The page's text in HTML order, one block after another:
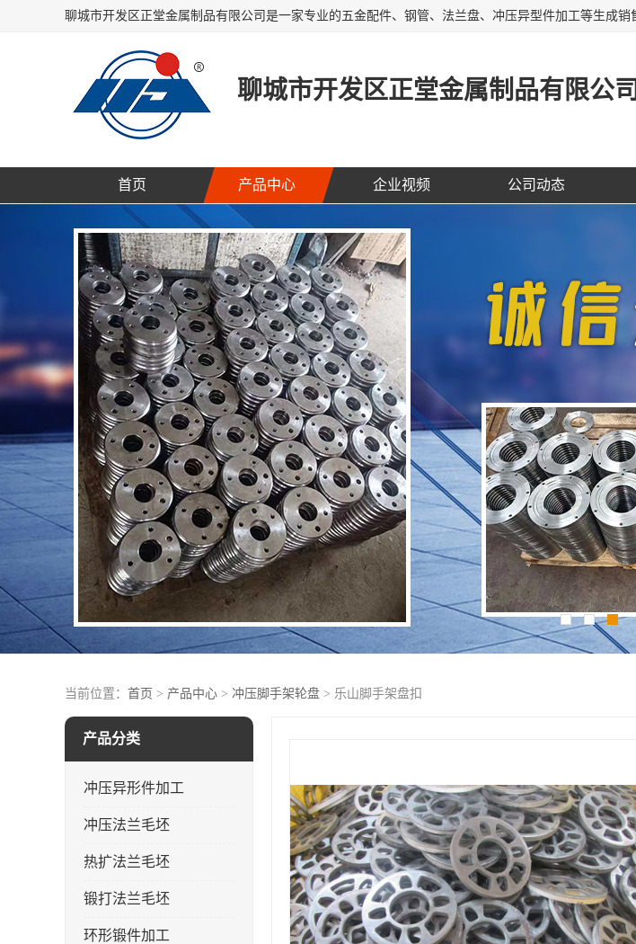
聊城市开发区正堂金属制品有限公司
首页 产品中心 企业视频 公司动态
当前位置： 首页 > 产品中心 > 冲压脚手架轮盘 > 乐山脚手架盘扣
产品分类
冲压异形件加工
冲压法兰毛坯
热扩法兰毛坯
锻打法兰毛坯
环形锻件加工